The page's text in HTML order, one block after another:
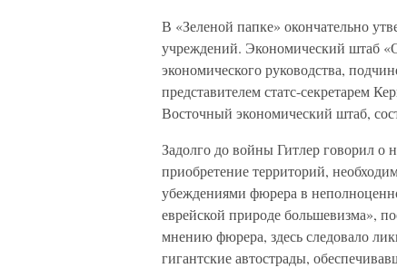
В «Зеленой папке» окончательно
учреждений. Экономический штаб
экономического руководства,
представителем статс-секретарем
Восточный экономический штаб,
Задолго до войны Гитлер говорил о
приобретение территорий,
убеждениями фюрера в
еврейской природе большевизма»,
мнению фюрера, здесь следовало
гигантские автострады,